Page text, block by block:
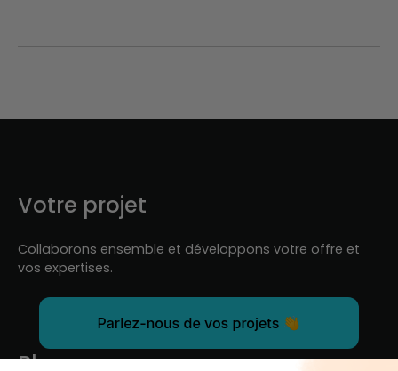
Votre projet
Collaborons ensemble et développons votre offre et
vos expertises.
Blog